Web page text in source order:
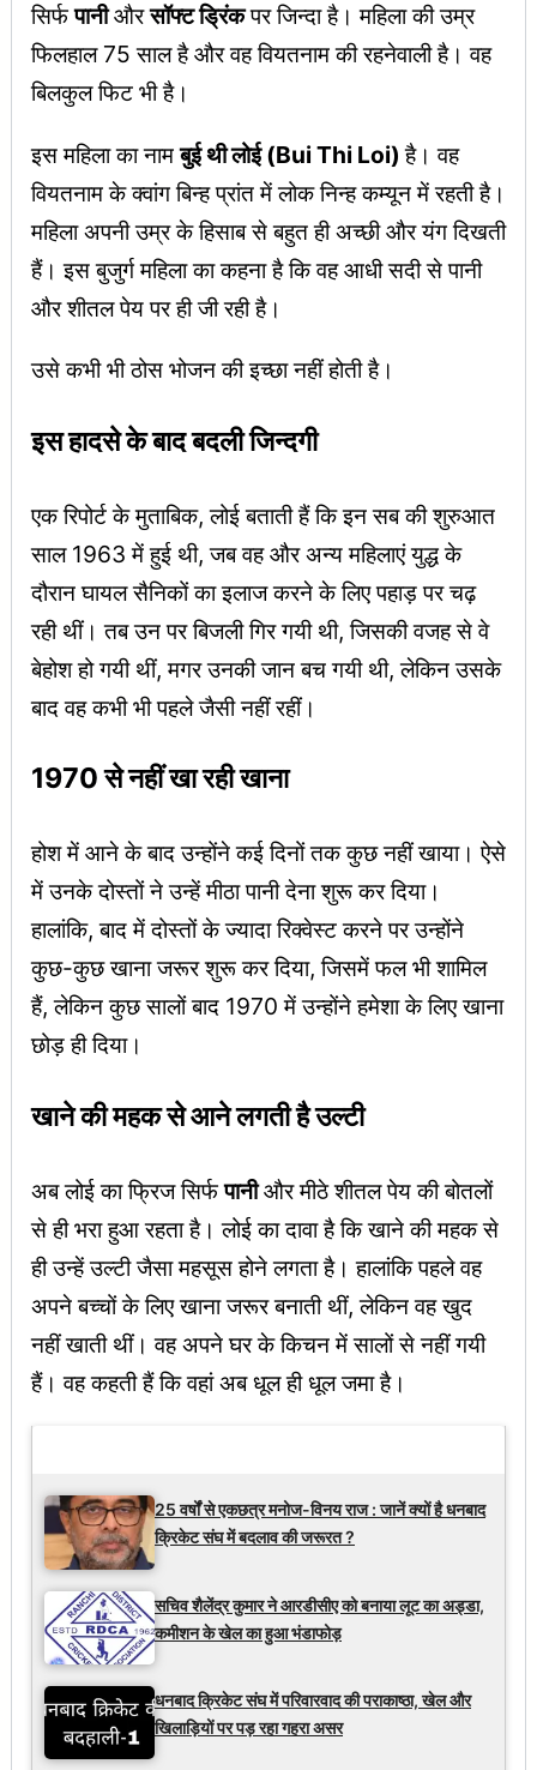
सिर्फपानीऔरसॉफ्ट ड्रिंकपर जिन्दा है। महिला की उम्र
फिलहाल 75 साल है और वह वियतनाम की रहनेवाली है। वह
बिलकुल फिट भी है।
इस महिला का नामबुई थी लोई (Bui Thi Loi)है। वह
वियतनाम के क्वांग बिन्ह प्रांत में लोक निन्ह कम्यून में रहती है।
महिला अपनी उम्र के हिसाब से बहुत ही अच्छी और यंग दिखती
हैं। इस बुजुर्ग महिला का कहना है कि वह आधी सदी से पानी
और शीतल पेय पर ही जी रही है।
उसे कभी भी ठोस भोजन की इच्छा नहीं होती है।
इस हादसे के बाद बदली जिन्दगी
एक रिपोर्ट के मुताबिक, लोई बताती हैं कि इन सब की शुरुआत
साल 1963 में हुई थी, जब वह और अन्य महिलाएं युद्ध के
दौरान घायल सैनिकों का इलाज करने के लिए पहाड़ पर चढ़
रही थीं। तब उन पर बिजली गिर गयी थी, जिसकी वजह से वे
बेहोश हो गयी थीं, मगर उनकी जान बच गयी थी, लेकिन उसके
बाद वह कभी भी पहले जैसी नहीं रहीं।
1970 से नहीं खा रही खाना
होश में आने के बाद उन्होंने कई दिनों तक कुछ नहीं खाया। ऐसे
में उनके दोस्तों ने उन्हें मीठा पानी देना शुरू कर दिया।
हालांकि, बाद में दोस्तों के ज्यादा रिक्वेस्ट करने पर उन्होंने
कुछ-कुछ खाना जरूर शुरू कर दिया, जिसमें फल भी शामिल
हैं, लेकिन कुछ सालों बाद 1970 में उन्होंने हमेशा के लिए खाना
छोड़ ही दिया।
खाने की महक से आने लगती है उल्टी
अब लोई का फ्रिज सिर्फपानीऔर मीठे शीतल पेय की बोतलों
से ही भरा हुआ रहता है। लोई का दावा है कि खाने की महक से
ही उन्हें उल्टी जैसा महसूस होने लगता है। हालांकि पहले वह
अपने बच्चों के लिए खाना जरूर बनाती थीं, लेकिन वह खुद
नहीं खाती थीं। वह अपने घर के किचन में सालों से नहीं गयी
हैं। वह कहती हैं कि वहां अब धूल ही धूल जमा है।
25 वर्षों से एकछत्र मनोज-विनय राज : जानें क्यों है धनबाद
क्रिकेट संघ में बदलाव की जरूरत ?
सचिव शैलेंद्र कुमार ने आरडीसीए को बनाया लूट का अड्डा,
कमीशन के खेल का हुआ भंडाफोड़
धनबाद क्रिकेट संघ में परिवारवाद की पराकाष्ठा, खेल और
खिलाड़ियों पर पड़ रहा गहरा असर